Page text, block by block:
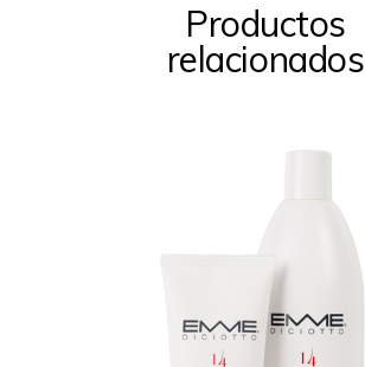
Productos
relacionados